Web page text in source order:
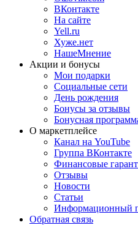
ВКонтакте
На сайте
Yell.ru
Хуже.нет
НашеМнение
Акции и бонусы
Мои подарки
Социальные сети
День рождения
Бонусы за отзывы
Бонусная
О маркетплейсе
Канал на YouTube
Группа ВКонтакте
Финансовые
Отзывы
Новости
Статьи
Информационный
Обратная связь